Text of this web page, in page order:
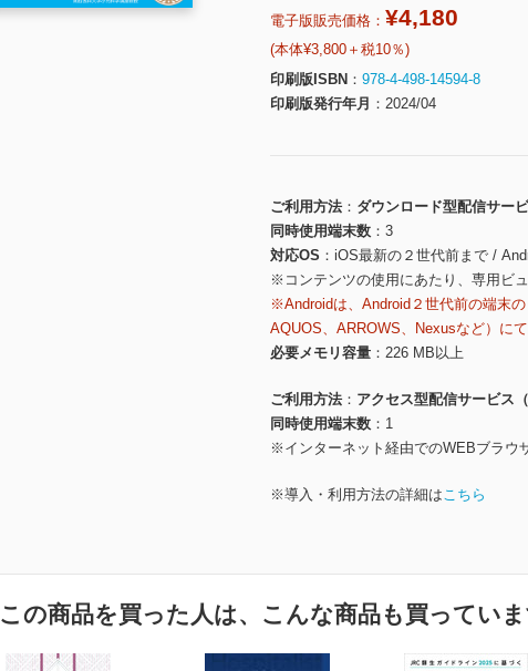
電子版販売価格： ¥4,180
(本体¥3,800＋税10％)
印刷版ISBN
978-4-498-14594-8
印刷版発行年月
2024/04
ご利用方法
ダウンロード型配信サー
同時使用端末数
3
対応OS
iOS最新の２世代前まで /
※コンテンツの使用にあたり、専用ビ
※Androidは、Android２世代前の端末
AQUOS、ARROWS、Nexusなど）に
必要メモリ容量
226 MB以上
ご利用方法
アクセス型配信サービス（
同時使用端末数
1
※インターネット経由でのWEBブラウ
※導入・利用方法の詳細はこちら
この商品を買った人は、こんな商品も買っていま